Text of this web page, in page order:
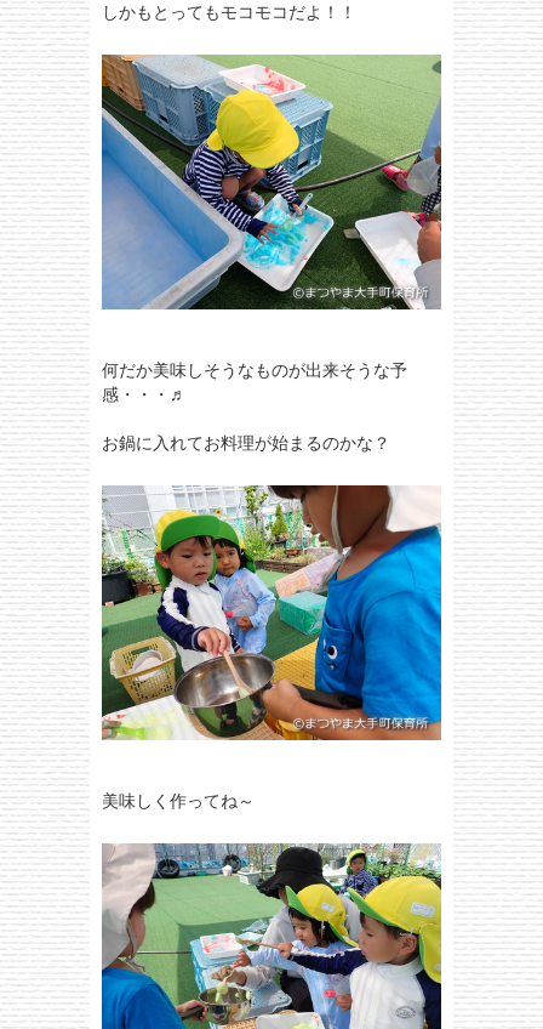
しかもとってもモコモコだよ！！
何だか美味しそうなものが出来そうな予
感・・・♬
お鍋に入れてお料理が始まるのかな？
美味しく作ってね～